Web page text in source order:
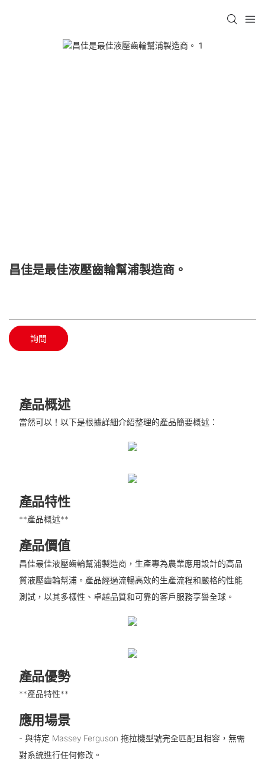
昌佳是最佳液壓齒輪幫浦製造商。
詢問
產品概述
當然可以！以下是根據詳細介紹整理的產品簡要概述：
產品特性
**產品概述**
產品價值
昌佳最佳液壓齒輪幫浦製造商，生產專為農業應用設計的高品
質液壓齒輪幫浦。產品經過流暢高效的生產流程和嚴格的性能
測試，以其多樣性、卓越品質和可靠的客戶服務享譽全球。
產品優勢
**產品特性**
應用場景
- 與特定 Massey Ferguson 拖拉機型號完全匹配且相容，無需
對系統進行任何修改。